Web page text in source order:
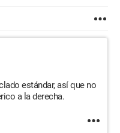
estándar, así que no
a la derecha.